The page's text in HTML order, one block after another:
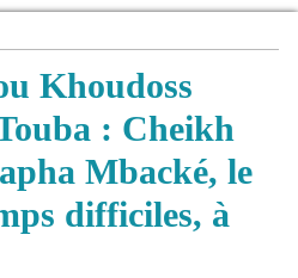
Khoudoss
: Cheikh
Mbacké, le
difficiles, à